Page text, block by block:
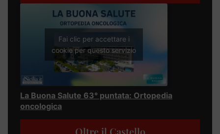
Fai clic per accettare i
cookie per questo servizio
La Buona Salute 63° puntata: Ortopedia
oncologica
Oltre il Castello